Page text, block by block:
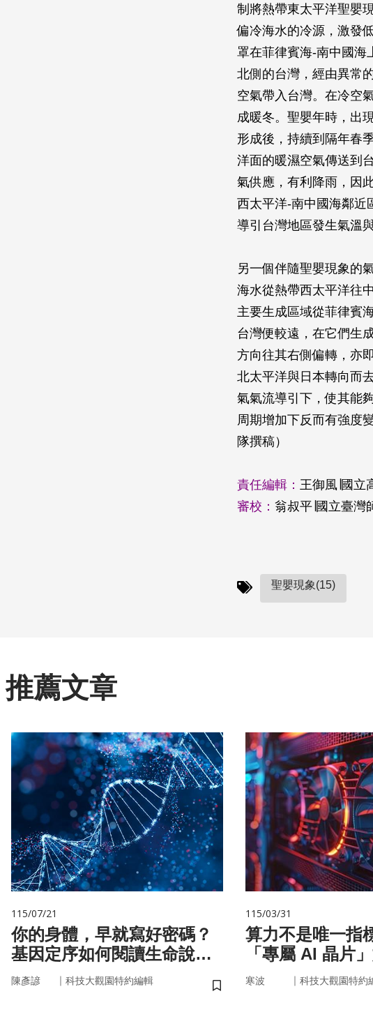
制將熱帶東太平洋聖嬰
偏冷海水的冷源，激發
罩在菲律賓海-南中國海
北側的台灣，經由異常
空氣帶入台灣。在冷空
成暖冬。聖嬰年時，出
形成後，持續到隔年春
洋面的暖濕空氣傳送到
氣供應，有利降雨，因
西太平洋-南中國海鄰近
導引台灣地區發生氣溫
另一個伴隨聖嬰現象的
海水從熱帶西太平洋往
主要生成區域從菲律賓
台灣便較遠，在它們生
方向往其右側偏轉，亦
北太平洋與日本轉向而
氣氣流導引下，使其能
周期增加下反而有強度
隊撰稿）
責任編輯： 王御風∣國立
審校： 翁叔平∣國立臺灣
聖嬰現象(15)
推薦文章
115/07/21
你的身體，早就寫好密碼？
基因定序如何閱讀生命說明
書
陳彥諺 ｜ 科技大觀園特約編輯
儲存書籤
115/03/31
算力不是唯一指
「專屬 AI 晶片
率驅動未來
寒波 ｜ 科技大觀園特約